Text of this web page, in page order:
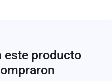
este producto